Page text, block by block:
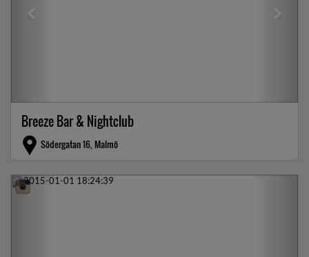
Breeze Bar & Nightclub
Södergatan 16, Malmö
Previous